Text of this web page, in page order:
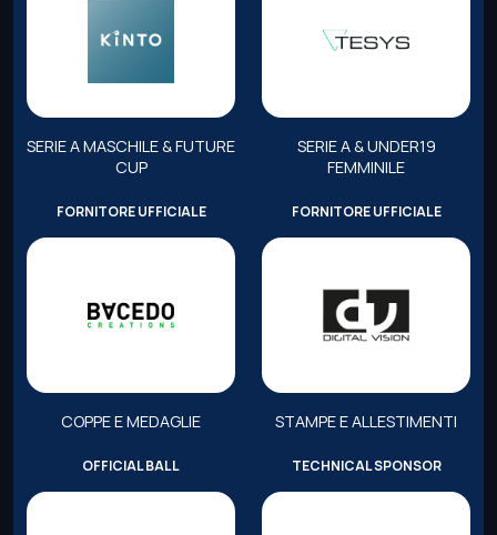
SERIE A MASCHILE & FUTURE
CUP
SERIE A & UNDER19
FEMMINILE
FORNITORE UFFICIALE
COPPE E MEDAGLIE
FORNITORE UFFICIALE
STAMPE E ALLESTIMENTI
OFFICIAL BALL TECHNICAL SPONSOR